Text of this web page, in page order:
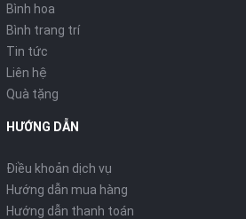
Bình hoa
Bình trang trí
Tin tức
Liên hệ
Quà tặng
HƯỚNG DẪN
Điều khoản dịch vụ
Hướng dẫn mua hàng
Hướng dẫn thanh toán